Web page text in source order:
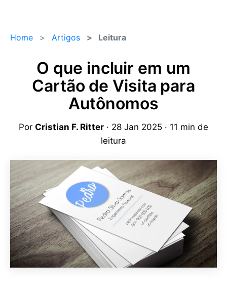
Home Artigos Leitura
O que incluir em um
Cartão de Visita para
Autônomos
Por Cristian F. Ritter · 28 Jan 2025 · 11 min de
leitura